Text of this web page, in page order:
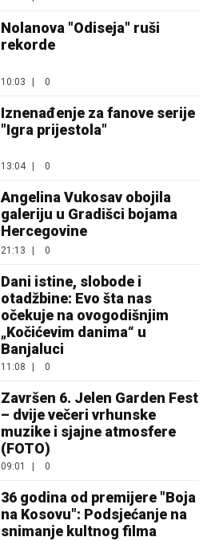
Nolanova "Odiseja" ruši
rekorde
10:03 | 0
Iznenađenje za fanove serije
"Igra prijestola"
13:04 | 0
Angelina Vukosav obojila
galeriju u Gradišci bojama
Hercegovine
21:13 0
Dani istine, slobode i
otadžbine: Evo šta nas
očekuje na ovogodišnjim
„Kočićevim danima“ u
Banjaluci
11:08 0
Završen 6. Jelen Garden Fest
– dvije večeri vrhunske
muzike i sjajne atmosfere
(FOTO)
09:01 0
36 godina od premijere "Boja
na Kosovu": Podsjećanje na
snimanje kultnog filma